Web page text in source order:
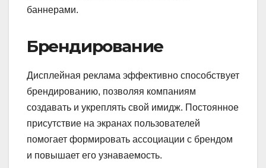
баннерами.
Брендирование
Дисплейная реклама эффективно способствует
брендированию, позволяя компаниям
создавать и укреплять свой имидж. Постоянное
присутствие на экранах пользователей
помогает формировать ассоциации с брендом
и повышает его узнаваемость.